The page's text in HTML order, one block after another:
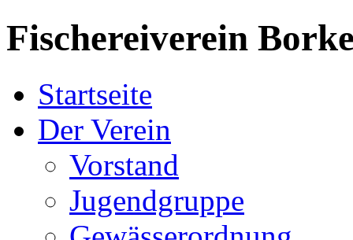
Fischereiverein
Startseite
Der Verein
Vorstand
Jugendgruppe